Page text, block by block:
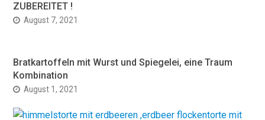
ZUBEREITET !
August 7, 2021
Bratkartoffeln mit Wurst und Spiegelei, eine Traum
Kombination
August 1, 2021